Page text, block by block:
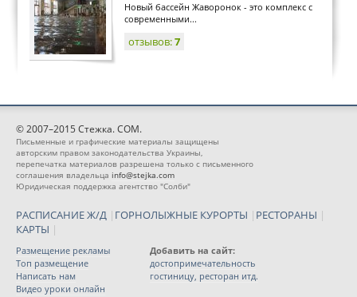
Новый бассейн Жаворонок - это комплекс с
современными...
отзывов:7
© 2007–2015 Стежка. COM.
Письменные и графические материалы защищены
авторским правом законодательства Украины,
перепечатка материалов разрешена только с письменного
соглашения владельца info@stejka.com
Юридическая поддержка агентство "Солби"
РАСПИСАНИЕ Ж/Д | ГОРНОЛЫЖНЫЕ КУРОРТЫ | РЕСТОРАНЫ |
КАРТЫ |
Размещение рекламы
Топ размещение
Написать нам
Видео уроки онлайн
Добавить на сайт:
достопримечательность
гостиницу, ресторан итд.